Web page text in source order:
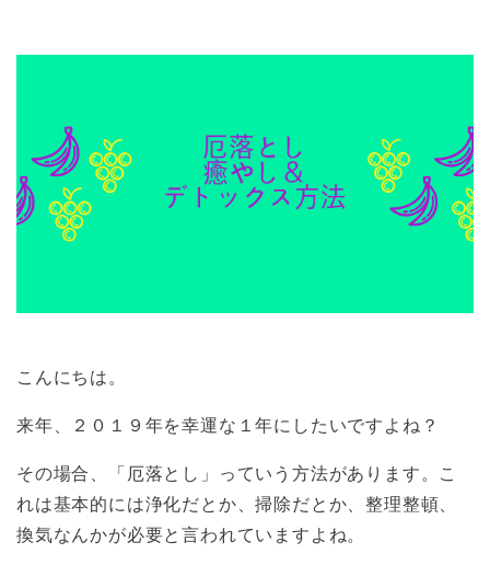
こんにちは。
来年、２０１９年を幸運な１年にしたいですよね？
その場合、「厄落とし」っていう方法があります。こ
れは基本的には浄化だとか、掃除だとか、整理整頓、
換気なんかが必要と言われていますよね。